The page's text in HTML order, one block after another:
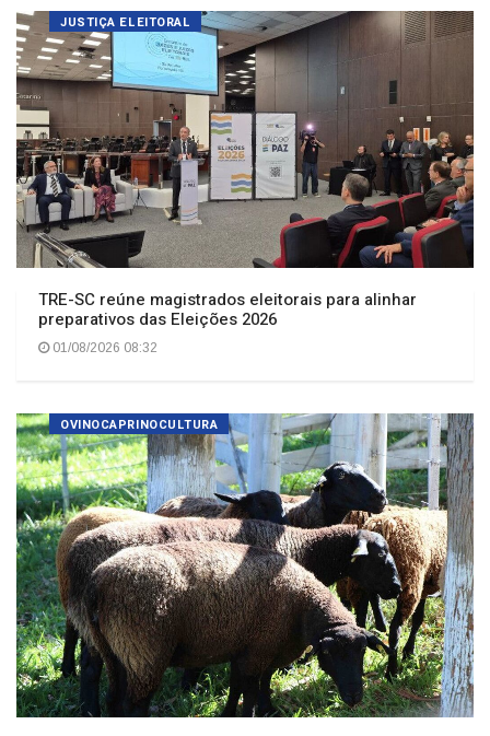
JUSTIÇA ELEITORAL
TRE-SC reúne magistrados eleitorais para alinhar
preparativos das Eleições 2026
01/08/2026 08:32
OVINOCAPRINOCULTURA